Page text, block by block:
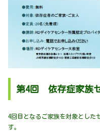
第4回 依存症家族
4回目となるご家族を対象とした
す。